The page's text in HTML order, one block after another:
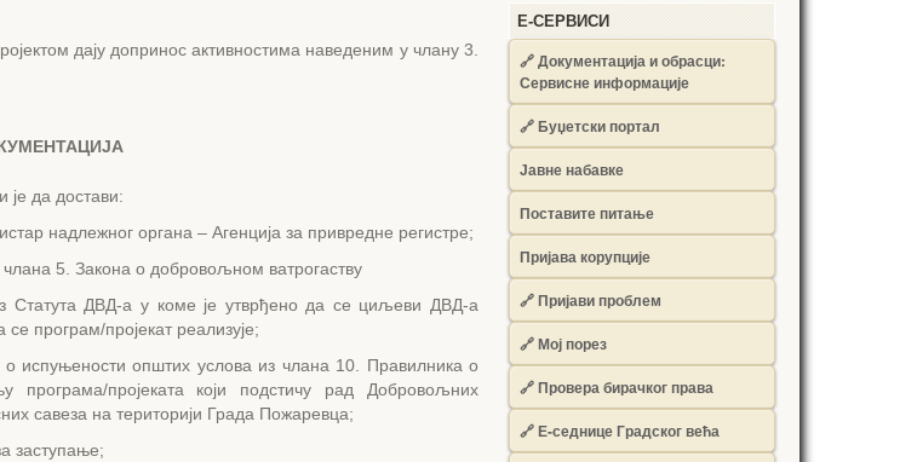
дају допринос активностима наведеним у члану 3.
је да достави:
надлежног органа – Агенција за привредне регистре;
5. Закона о добровољном ватрогаству
Статута ДВД-а у коме је утврђено да се циљеви ДВД-а
се програм/пројекат реализује;
о испуњености општих услова из члана 10. Правилника о
пројеката који подстичу рад Добровољних
савеза на територији Града Пожаревца;
заступање;
Е-СЕРВИСИ
🔗 Документација и обрасци:
Сервисне информације
🔗 Буџетски портал
Јавне набавке
Поставите питање
Пријава корупције
🔗 Пријави проблем
🔗 Мој порез
🔗 Провера бирачког права
🔗 Е-седнице Градског већа